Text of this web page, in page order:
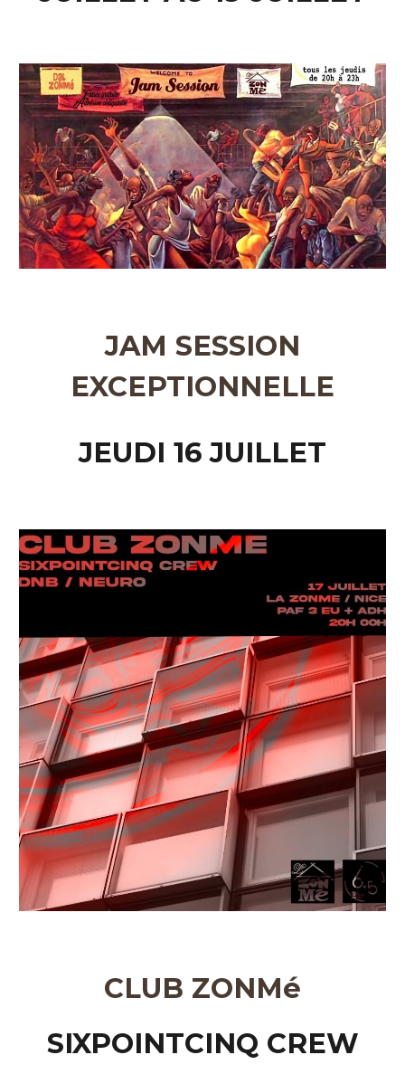
JAM SESSION
EXCEPTIONNELLE
JEUDI 16 JUILLET
CLUB ZONMé
SIXPOINTCINQ CREW